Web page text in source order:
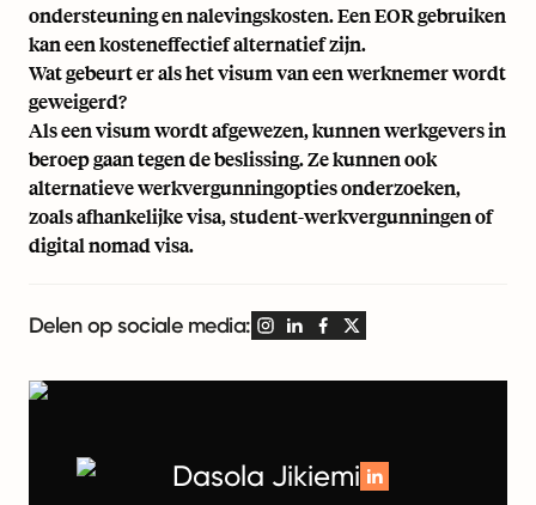
ondersteuning en nalevingskosten. Een EOR gebruiken
kan een kosteneffectief alternatief zijn.
Wat gebeurt er als het visum van een werknemer wordt
geweigerd?
Als een visum wordt afgewezen, kunnen werkgevers in
beroep gaan tegen de beslissing. Ze kunnen ook
alternatieve werkvergunningopties onderzoeken,
zoals afhankelijke visa, student-werkvergunningen of
digital nomad visa.
Delen op sociale media:
Dasola Jikiemi